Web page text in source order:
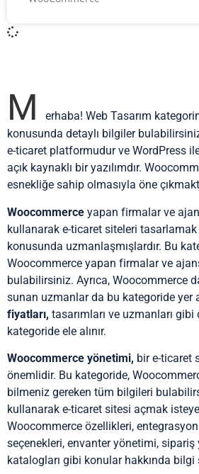
M
erhaba! Web Tasarım
konusunda detaylı bilgiler
e-ticaret platformudur ve WordPress
açık kaynaklı bir yazılımdır.
esnekliğe sahip olmasıyla öne
Woocommerce yapan firmalar ve
kullanarak e-ticaret siteleri
konusunda uzmanlaşmışlardır. Bu
Woocommerce yapan firmalar ve
bulabilirsiniz. Ayrıca, Woocommerce
sunan uzmanlar da bu kategoride yer
fiyatları, tasarımları ve uzmanları
kategoride ele alınır.
Woocommerce yönetimi, bir e-ticaret
önemlidir. Bu kategoride,
bilmeniz gereken tüm bilgileri
kullanarak e-ticaret sitesi açmak
Woocommerce özellikleri,
seçenekleri, envanter yönetimi, sipariş
katalogları gibi konular hakkında